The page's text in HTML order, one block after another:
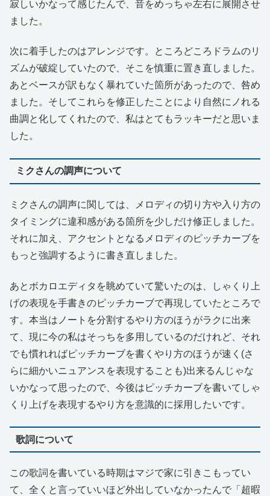
寂しいかなって感じたんで、音をめっちゃ左右に展開させ
ました。
次に着手したのはアレンジです。ところどころドラムのリ
ズムが破綻していたので、そこを慎重に置き直しました。
あとベースが訳もなく暴れていた箇所があったので、咎め
ました。そしてこれらを修正したことにより自然にノれる
曲調と化してくれたので、私はとてもラッキーだと思いま
した。
ミクさんの調声について
ミクさんの調声に関しては、メロディの切り方や入り方の
タイミングに違和感がある箇所を少しだけ修正しました。
それに加え、アクセントとなるメロディのピッチカーブを
もっと強調するように書き直しました。
あとボカロエディタを眺めていて驚いたのは、しゃくり上
げの表現を手書きのピッチカーブで再現していたところで
す。本当はノートを分割するやり方のほうがラクに出来
て、現に今の私はそっちを多用しているのだけれど、それ
でも慣れればピッチカーブを書くやり方のほうが速く(さ
らに細かいニュアンスを表現することも)出来るんじゃな
いかなって思ったので、今後はピッチカーブを書いてしゃ
くり上げを表現するやり方を意識的に採用したいです。
歌詞について
この歌詞を書いている時期はマジで家に引きこもってい
て、全くと言っていいほど外出していなかったんで「超暇